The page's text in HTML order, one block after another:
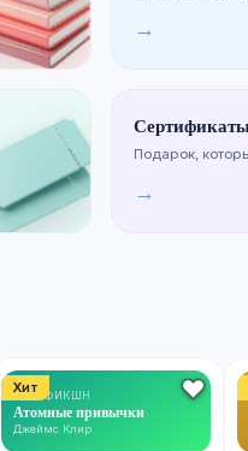
→
Подарок,
→
Хит
НОН-ФИКШН
Атомные привычки
Джеймс Клир